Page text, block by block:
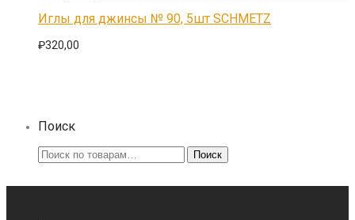
Иглы для джинсы № 90, 5шт SCHMETZ
₽320,00
Поиск
Искать: Поиск